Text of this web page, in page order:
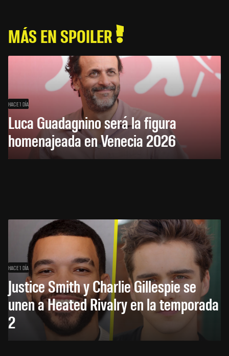
MÁS EN SPOILER
HACE 1 DÍA
Luca Guadagnino será la figura
homenajeada en Venecia 2026
HACE 1 DÍA
Justice Smith y Charlie Gillespie se
unen a Heated Rivalry en la temporada
2